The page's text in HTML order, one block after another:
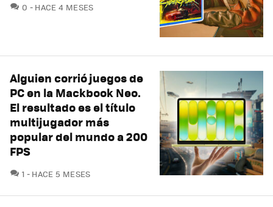
0 COMENTARIOS
HACE 4 MESES
Alguien corrió juegos de
PC en la Mackbook Neo.
El resultado es el título
multijugador más
popular del mundo a 200
FPS
1 COMENTARIOS
HACE 5 MESES